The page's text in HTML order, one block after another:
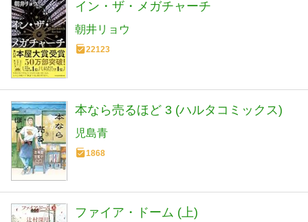
イン・ザ・メガチャーチ
朝井リョウ
22123
本なら売るほど 3 (ハルタコミックス)
児島青
1868
ファイア・ドーム (上)